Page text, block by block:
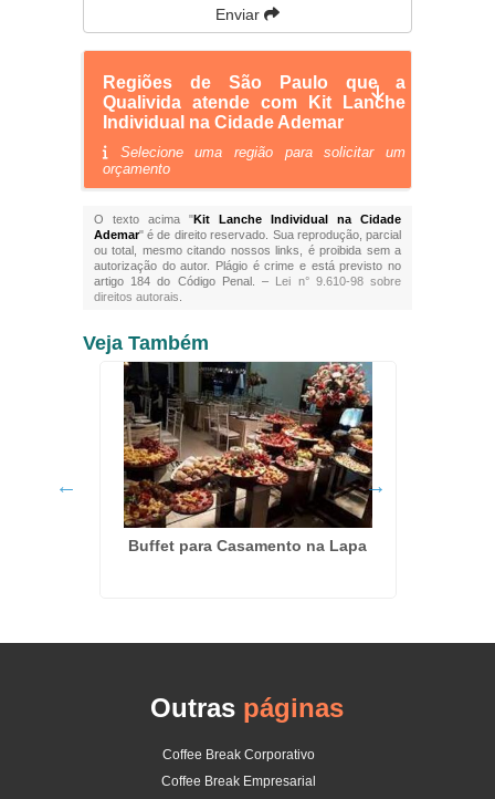
Enviar
Regiões de São Paulo que a
Qualivida atende com Kit Lanche
Individual na Cidade Ademar
Selecione uma região para solicitar um
orçamento
O texto acima "Kit Lanche Individual na Cidade
Ademar" é de direito reservado. Sua reprodução, parcial
ou total, mesmo citando nossos links, é proibida sem a
autorização do autor. Plágio é crime e está previsto no
artigo 184 do Código Penal. – Lei n° 9.610-98 sobre
direitos autorais
Veja Também
Buffet para Casamento na Lapa
Outras páginas
Coffee Break Corporativo
Coffee Break Empresarial